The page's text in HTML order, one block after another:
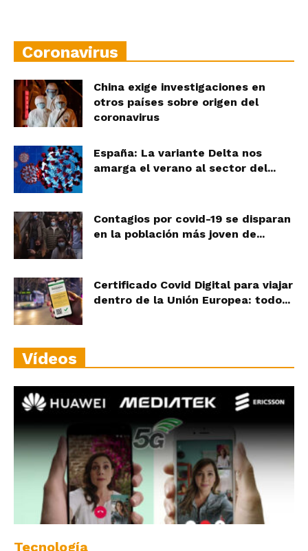
Coronavirus
China exige investigaciones en
otros países sobre origen del
coronavirus
España: La variante Delta nos
amarga el verano al sector del...
Contagios por covid-19 se disparan
en la población más joven de...
Certificado Covid Digital para viajar
dentro de la Unión Europea: todo...
Vídeos
Tecnología